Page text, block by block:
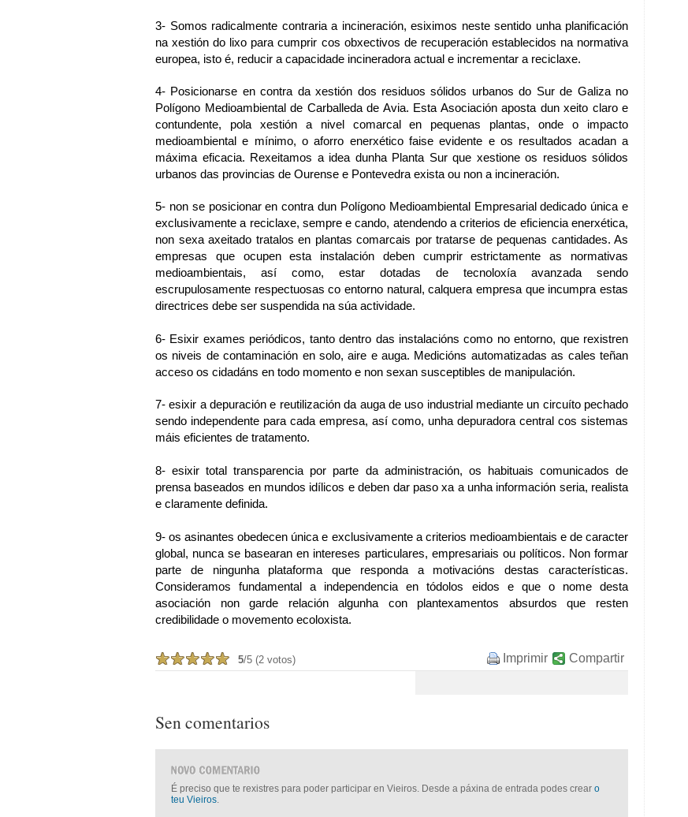
3- Somos radicalmente contraria a incineración, esiximos neste sentido unha planificación
na xestión do lixo para cumprir cos obxectivos de recuperación establecidos na normativa
europea, isto é, reducir a capacidade incineradora actual e incrementar a reciclaxe.
4- Posicionarse en contra da xestión dos residuos sólidos urbanos do Sur de Galiza no
Polígono Medioambiental de Carballeda de Avia. Esta Asociación aposta dun xeito claro e
contundente, pola xestión a nivel comarcal en pequenas plantas, onde o impacto
medioambiental e mínimo, o aforro enerxético faise evidente e os resultados acadan a
máxima eficacia. Rexeitamos a idea dunha Planta Sur que xestione os residuos sólidos
urbanos das provincias de Ourense e Pontevedra exista ou non a incineración.
5- non se posicionar en contra dun Polígono Medioambiental Empresarial dedicado única e
exclusivamente a reciclaxe, sempre e cando, atendendo a criterios de eficiencia enerxética,
non sexa axeitado tratalos en plantas comarcais por tratarse de pequenas cantidades. As
empresas que ocupen esta instalación deben cumprir estrictamente as normativas
medioambientais, así como, estar dotadas de tecnoloxía avanzada sendo
escrupulosamente respectuosas co entorno natural, calquera empresa que incumpra estas
directrices debe ser suspendida na súa actividade.
6- Esixir exames periódicos, tanto dentro das instalacións como no entorno, que rexistren
os niveis de contaminación en solo, aire e auga. Medicións automatizadas as cales teñan
acceso os cidadáns en todo momento e non sexan susceptibles de manipulación.
7- esixir a depuración e reutilización da auga de uso industrial mediante un circuíto pechado
sendo independente para cada empresa, así como, unha depuradora central cos sistemas
máis eficientes de tratamento.
8- esixir total transparencia por parte da administración, os habituais comunicados de
prensa baseados en mundos idílicos e deben dar paso xa a unha información seria, realista
e claramente definida.
9- os asinantes obedecen única e exclusivamente a criterios medioambientais e de caracter
global, nunca se basearan en intereses particulares, empresariais ou políticos. Non formar
parte de ningunha plataforma que responda a motivacións destas características.
Consideramos fundamental a independencia en tódolos eidos e que o nome desta
asociación non garde relación algunha con plantexamentos absurdos que resten
credibilidade o movemento ecoloxista.
5/5 (2 votos) Compartir
Imprimir
Sen comentarios
É preciso que te rexistres para poder participar en Vieiros. Desde a páxina de entrada podes crear o
teu Vieiros.